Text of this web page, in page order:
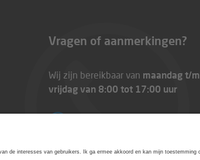
Vragen of aanmerkingen?
Wij zijn bereikbaar van maandag t/m
vrijdag van 8:00 tot 17:00 uur
E-Mail: service@printworld.nl